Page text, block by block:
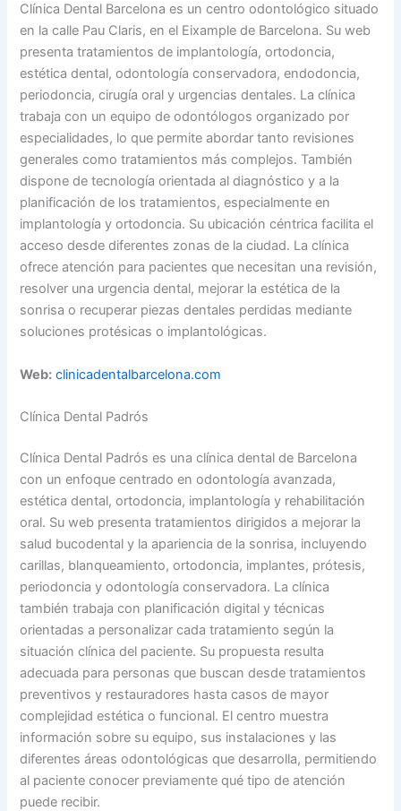
Clínica Dental Barcelona es un centro odontológico situado
en la calle Pau Claris, en el Eixample de Barcelona. Su web
presenta tratamientos de implantología, ortodoncia,
estética dental, odontología conservadora, endodoncia,
periodoncia, cirugía oral y urgencias dentales. La clínica
trabaja con un equipo de odontólogos organizado por
especialidades, lo que permite abordar tanto revisiones
generales como tratamientos más complejos. También
dispone de tecnología orientada al diagnóstico y a la
planificación de los tratamientos, especialmente en
implantología y ortodoncia. Su ubicación céntrica facilita el
acceso desde diferentes zonas de la ciudad. La clínica
ofrece atención para pacientes que necesitan una revisión,
resolver una urgencia dental, mejorar la estética de la
sonrisa o recuperar piezas dentales perdidas mediante
soluciones protésicas o implantológicas.
Web: clinicadentalbarcelona.com
Clínica Dental Padrós
Clínica Dental Padrós es una clínica dental de Barcelona
con un enfoque centrado en odontología avanzada,
estética dental, ortodoncia, implantología y rehabilitación
oral. Su web presenta tratamientos dirigidos a mejorar la
salud bucodental y la apariencia de la sonrisa, incluyendo
carillas, blanqueamiento, ortodoncia, implantes, prótesis,
periodoncia y odontología conservadora. La clínica
también trabaja con planificación digital y técnicas
orientadas a personalizar cada tratamiento según la
situación clínica del paciente. Su propuesta resulta
adecuada para personas que buscan desde tratamientos
preventivos y restauradores hasta casos de mayor
complejidad estética o funcional. El centro muestra
información sobre su equipo, sus instalaciones y las
diferentes áreas odontológicas que desarrolla, permitiendo
al paciente conocer previamente qué tipo de atención
puede recibir.